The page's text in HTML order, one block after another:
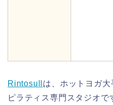
Rintosull は、ホットヨガ
ピラティス専門スタジオで